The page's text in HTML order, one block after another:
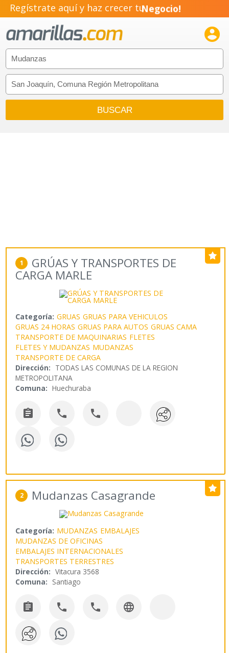
Regístrate aquí y haz crecer tuNegocio!
Emprendimiento!

1 GRÚAS Y TRANSPORTES DE
CARGA MARLE
Categoría: GRUAS GRUAS PARA VEHICULOS
GRUAS 24 HORAS GRUAS PARA AUTOS GRUAS CAMA
TRANSPORTE DE MAQUINARIAS FLETES
FLETES Y MUDANZAS MUDANZAS
TRANSPORTE DE CARGA
Dirección: TODAS LAS COMUNAS DE LA REGION
METROPOLITANA
Comuna: Huechuraba
  
2 Mudanzas Casagrande
Categoría: MUDANZAS EMBALAJES
MUDANZAS DE OFICINAS
EMBALAJES INTERNACIONALES
TRANSPORTES TERRESTRES
Dirección: Vitacura 3568
Comuna: Santiago
   